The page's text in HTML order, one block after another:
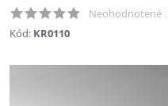
Neohodnotené
Kód: KR0110